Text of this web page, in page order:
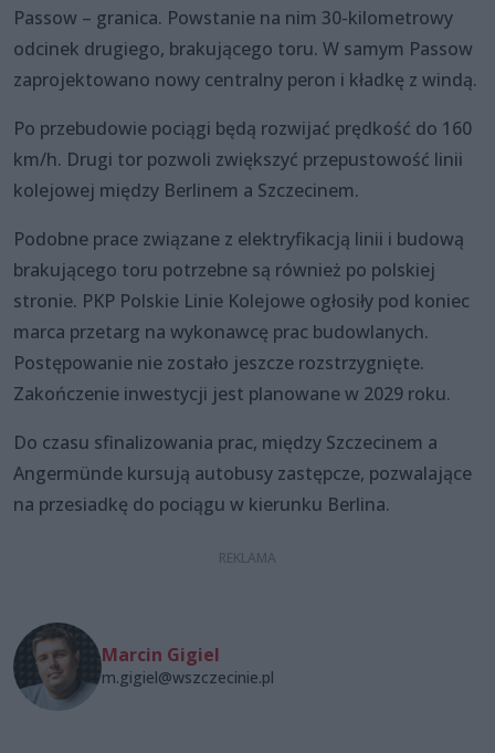
Passow – granica. Powstanie na nim 30-kilometrowy
odcinek drugiego, brakującego toru. W samym Passow
zaprojektowano nowy centralny peron i kładkę z windą.
Po przebudowie pociągi będą rozwijać prędkość do 160
km/h. Drugi tor pozwoli zwiększyć przepustowość linii
kolejowej między Berlinem a Szczecinem.
Podobne prace związane z elektryfikacją linii i budową
brakującego toru potrzebne są również po polskiej
stronie. PKP Polskie Linie Kolejowe ogłosiły pod koniec
marca przetarg na wykonawcę prac budowlanych.
Postępowanie nie zostało jeszcze rozstrzygnięte.
Zakończenie inwestycji jest planowane w 2029 roku.
Do czasu sfinalizowania prac, między Szczecinem a
Angermünde kursują autobusy zastępcze, pozwalające
na przesiadkę do pociągu w kierunku Berlina.
Marcin Gigiel
m.gigiel@wszczecinie.pl